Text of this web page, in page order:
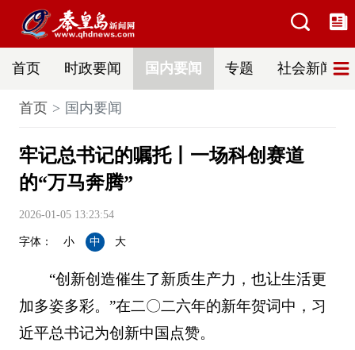
首页 时政要闻 国内要闻 专题 社会新闻
首页 国内要闻
牢记总书记的嘱托丨一场科创赛道
的“万马奔腾”
2026-01-05 13:23:54
字体： 小 中 大
“创新创造催生了新质生产力，也让生活更
加多姿多彩。”在二〇二六年的新年贺词中，习
近平总书记为创新中国点赞。